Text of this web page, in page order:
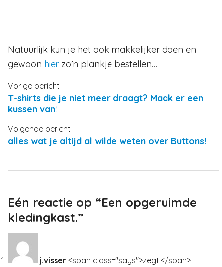
Natuurlijk kun je het ook makkelijker doen en
gewoon hier zo’n plankje bestellen…
Vorige bericht
T-shirts die je niet meer draagt? Maak er een
kussen van!
Volgende bericht
alles wat je altijd al wilde weten over Buttons!
Eén reactie op “Een opgeruimde
kledingkast.”
j.visser <span class="says">zegt:</span>